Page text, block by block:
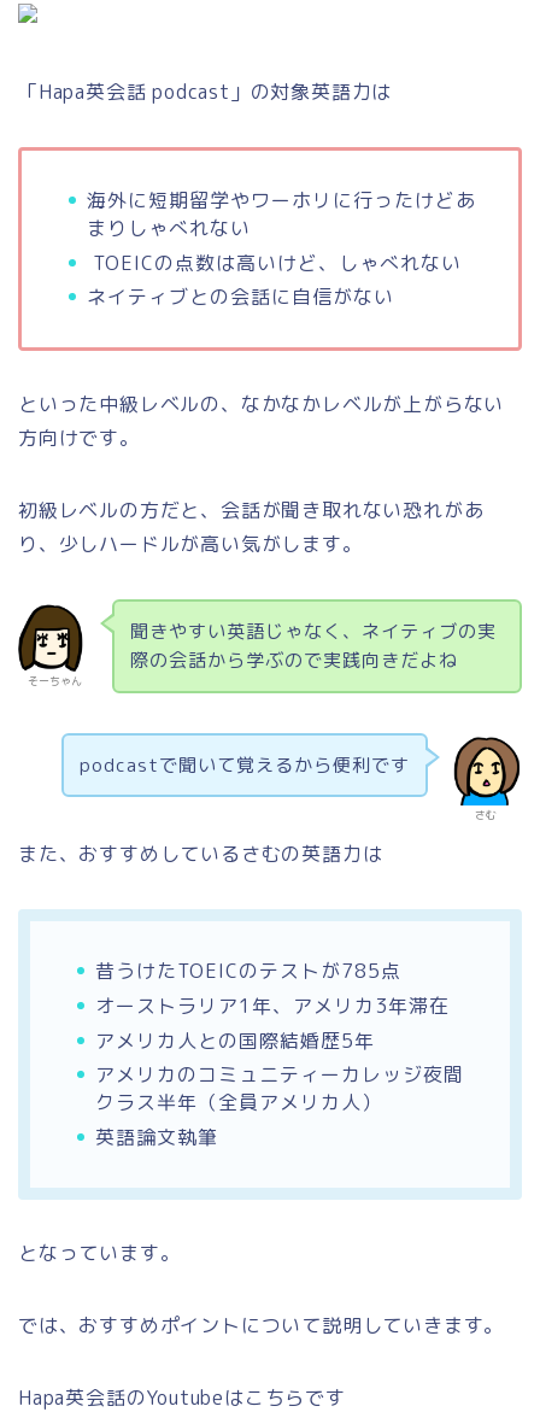
「Hapa英会話 podcast」の対象英語力は
海外に短期留学やワーホリに行ったけどあ
まりしゃべれない
TOEICの点数は高いけど、しゃべれない
ネイティブとの会話に自信がない
といった中級レベルの、なかなかレベルが上がらない
方向けです。
初級レベルの方だと、会話が聞き取れない恐れがあ
り、少しハードルが高い気がします。
そーちゃん
聞きやすい英語じゃなく、ネイティブの実
際の会話から学ぶので実践向きだよね
さむ
podcastで聞いて覚えるから便利です
また、おすすめしているさむの英語力は
昔うけたTOEICのテストが785点
オーストラリア1年、アメリカ3年滞在
アメリカ人との国際結婚歴5年
アメリカのコミュニティーカレッジ夜間
クラス半年（全員アメリカ人）
英語論文執筆
となっています。
では、おすすめポイントについて説明していきます。
Hapa英会話のYoutubeはこちらです